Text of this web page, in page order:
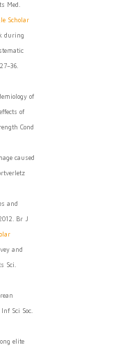
Med.
Scholar
during
of
of
Cond
caused
and
Br J
and
Sci.
Sci Soc.
elite